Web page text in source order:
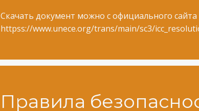
Скачать документ можно с официального сайта
httpss://www.unece.org/trans/main/sc3/
Правила